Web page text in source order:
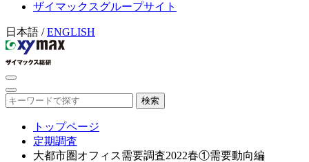
ザイマックスグループサイト
日本語 /ENGLISH
検索
トップページ
定期調査
大都市圏オフィス需要調査2022春①需要動向編